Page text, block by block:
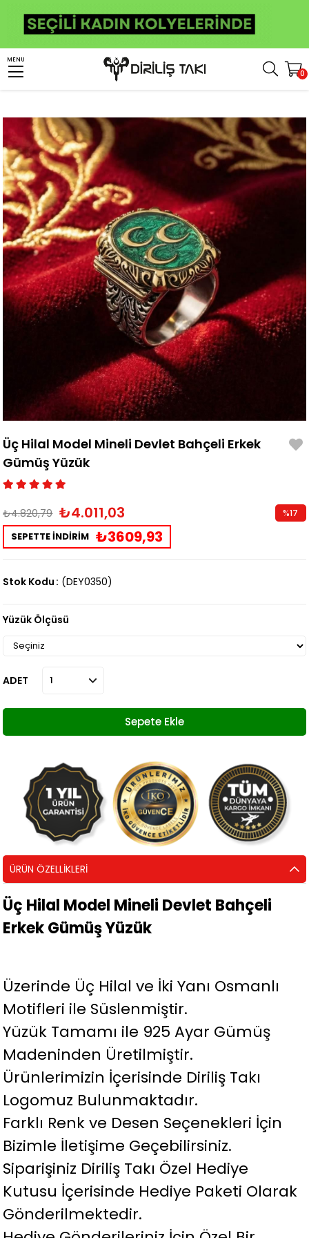
MENU
0
Erkek Gümüş Yüzük
Üç Hilal Model Mineli Devlet Bahçeli Erkek Gümüş Yüzük
Üç Hilal Model Mineli Devlet Bahçeli Erkek
Gümüş Yüzük
₺4.820,79 ₺4.011,03
SEPETTE İNDİRİM ₺3609,93
%17
Stok Kodu (DEY0350)
Yüzük Ölçüsü
ADET
ÜRÜN ÖZELLIKLERI
Üç Hilal Model Mineli Devlet Bahçeli
Erkek Gümüş Yüzük
Üzerinde Üç Hilal ve İki Yanı Osmanlı
Motifleri ile Süslenmiştir.
Yüzük Tamamı ile 925 Ayar Gümüş
Madeninden Üretilmiştir.
Ürünlerimizin İçerisinde Diriliş Takı
Logomuz Bulunmaktadır.
Farklı Renk ve Desen Seçenekleri İçin
Bizimle İletişime Geçebilirsiniz.
Siparişiniz Diriliş Takı Özel Hediye
Kutusu İçerisinde Hediye Paketi Olarak
Gönderilmektedir.